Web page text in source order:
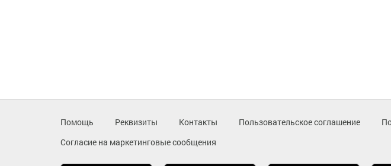
Помощь Реквизиты Контакты Пользовательское соглашение
Согласие на маркетинговые сообщения